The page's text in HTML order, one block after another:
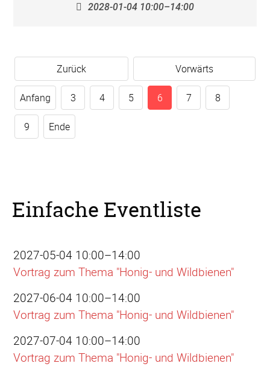
2028-01-04 10:00–14:00
Zurück Vorwärts
Anfang 3 4 5 6 7 8
9 Ende
Einfache Eventliste
2027-05-04 10:00–14:00
Vortrag zum Thema "Honig- und Wildbienen"
2027-06-04 10:00–14:00
Vortrag zum Thema "Honig- und Wildbienen"
2027-07-04 10:00–14:00
Vortrag zum Thema "Honig- und Wildbienen"